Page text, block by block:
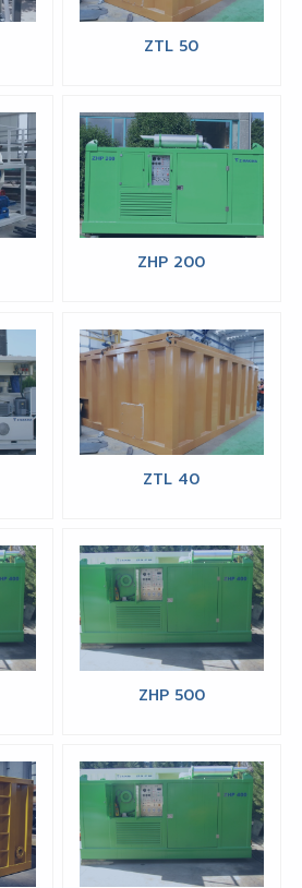
ZTL 50
ZHP 200
ZTL 40
ZHP 500